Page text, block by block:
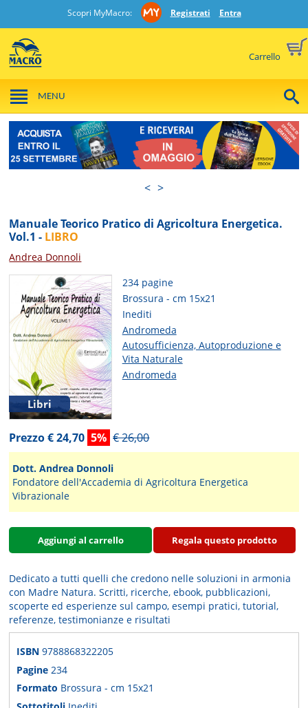
Scopri MyMacro: Registrati Entra
Carrello
MENU
< >
Manuale Teorico Pratico di Agricoltura Energetica.
Vol.1 - LIBRO
Andrea Donnoli
Libri
234 pagine
Brossura - cm 15x21
Inediti
Andromeda
Autosufficienza, Autoproduzione e
Vita Naturale
Andromeda
Prezzo € 24,70 5% € 26,00
Dott. Andrea Donnoli
Fondatore dell'Accademia di Agricoltura Energetica
Vibrazionale
Aggiungi al carrello Regala questo prodotto
Dedicato a tutti quelli che credono nelle soluzioni in armonia
con Madre Natura.Scritti, ricerche, ebook, pubblicazioni,
scoperte ed esperienze sul campo, esempi pratici, tutorial,
referenze, testimonianze e risultati
ISBN9788868322205
Pagine 234
Formato Brossura - cm 15x21